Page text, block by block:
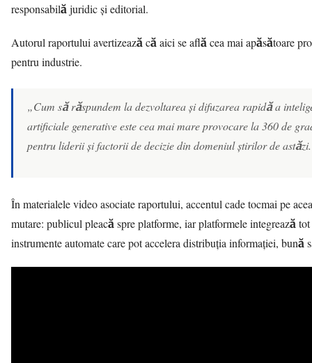
responsabilă juridic și editorial.
Autorul raportului avertizează că aici se află cea mai apăsătoare
pentru industrie.
„Cum să răspundem la dezvoltarea și difuzarea rapidă a
artificiale generative este cea mai mare provocare la 360 de
pentru liderii și factorii de decizie din domeniul știrilor de
În materialele video asociate raportului, accentul cade tocmai pe
mutare: publicul pleacă spre platforme, iar platformele integrează
instrumente automate care pot accelera distribuția informației, bună